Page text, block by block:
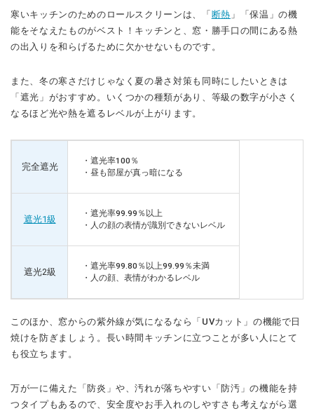
寒いキッチンのためのロールスクリーンは、「 断熱 」「保温」の機
能をそなえたものがベスト！キッチンと、窓・勝手口の間にある熱
の出入りを和らげるために欠かせないものです。
また、冬の寒さだけじゃなく夏の暑さ対策も同時にしたいときは
「遮光」がおすすめ。いくつかの種類があり、等級の数字が小さく
なるほど光や熱を遮るレベルが上がります。
完全遮光
・遮光率100％
・昼も部屋が真っ暗になる
遮光1級
・遮光率99.99％以上
・人の顔の表情が識別できないレベル
遮光2級
・遮光率99.80％以上99.99％未満
・人の顔、表情がわかるレベル
このほか、窓からの紫外線が気になるなら「UVカット」の機能で日
焼けを防ぎましょう。長い時間キッチンに立つことが多い人にとて
も役立ちます。
万が一に備えた「防炎」や、汚れが落ちやすい「防汚」の機能を持
つタイプもあるので、安全度やお手入れのしやすさも考えながら選